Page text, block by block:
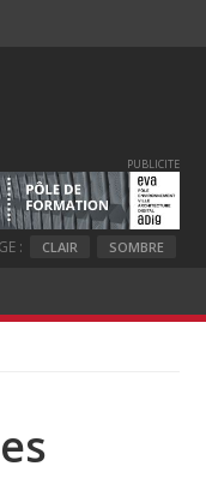
PUBLICITE
: CLAIR SOMBRE